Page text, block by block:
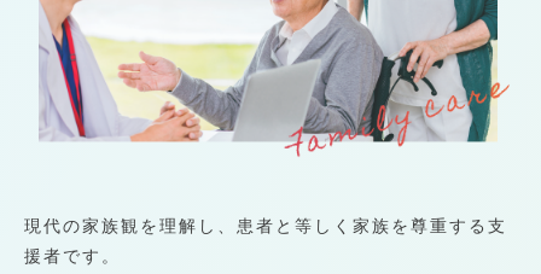
現代の家族観を理解し、患者と等しく家族を尊重する支
援者です。